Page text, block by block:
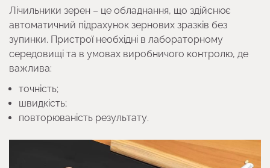
Лічильники зерен – це обладнання, що здійснює
автоматичний підрахунок зернових зразків без
зупинки. Пристрої необхідні в лабораторному
середовищі та в умовах виробничого контролю, де
важлива:
точність;
швидкість;
повторюваність результату.